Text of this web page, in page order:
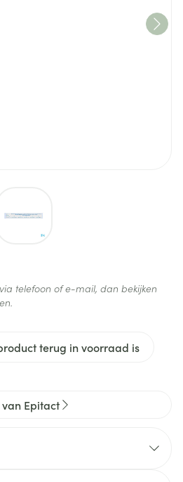
image
terug in voorraad is
telefoon of e-mail, dan bekijken
Epitact